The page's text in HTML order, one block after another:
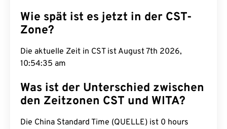
Wie spät ist es jetzt in der CST-
Zone?
Die aktuelle Zeit in CST ist August 7th 2026,
10:54:36 am
Was ist der Unterschied zwischen
den Zeitzonen CST und WITA?
Die China Standard Time (QUELLE) ist 0 hours